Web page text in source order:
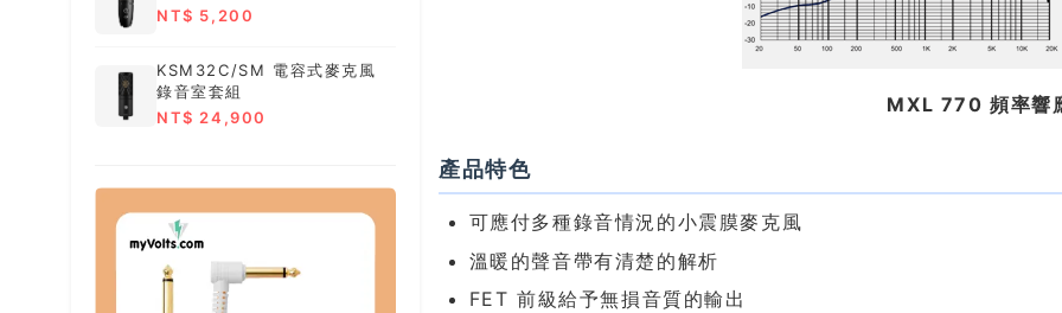
NT$ 5,200
KSM32C/SM 電容式麥克風
錄音室套組
NT$ 24,900
MXL 770 頻率響
產品特色
可應付多種錄音情況的小震膜麥克風
溫暖的聲音帶有清楚的解析
FET 前級給予無損音質的輸出